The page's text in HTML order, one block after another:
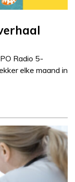
Radio 5-
elke maand in